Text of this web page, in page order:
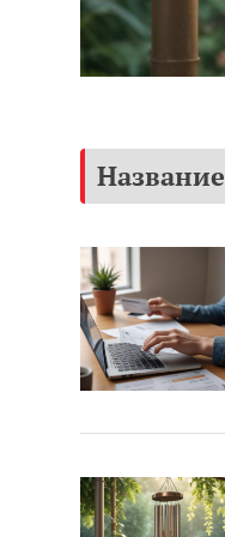
и
ссылка
/ KOSHI. В тексте